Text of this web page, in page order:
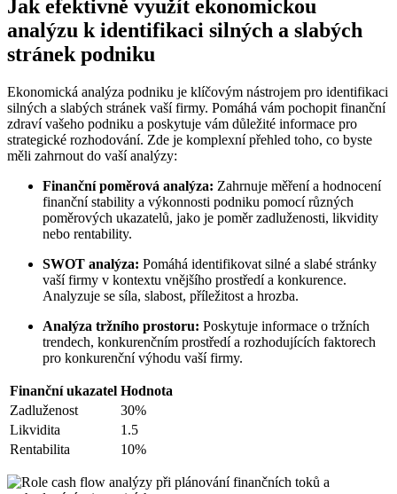
Jak efektivně využít ekonomickou
analýzu k identifikaci silných a slabých
stránek podniku
Ekonomická analýza podniku je klíčovým nástrojem pro identifikaci
silných a slabých stránek vaší firmy. Pomáhá vám pochopit finanční
zdraví vašeho podniku a poskytuje vám důležité informace pro
strategické rozhodování. Zde je komplexní přehled toho, co byste
měli zahrnout do vaší analýzy:
Finanční poměrová analýza: Zahrnuje měření a hodnocení
finanční stability a výkonnosti podniku pomocí různých
poměrových ukazatelů, jako je poměr zadluženosti, likvidity
nebo rentability.
SWOT analýza: Pomáhá identifikovat silné a slabé stránky
vaší firmy v kontextu vnějšího prostředí a konkurence.
Analyzuje se síla, slabost, příležitost a hrozba.
Analýza tržního prostoru: Poskytuje informace o tržních
trendech, konkurenčním prostředí a rozhodujících faktorech
pro konkurenční výhodu vaší firmy.
Finanční ukazatel Hodnota
Zadluženost
30%
Likvidita
1.5
Rentabilita
10%